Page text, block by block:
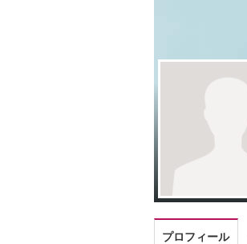
プロフィール